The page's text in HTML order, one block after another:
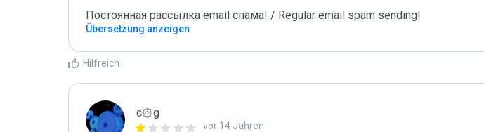
Постоянная рассылка email спама! / Regular email spam sending!
Übersetzung anzeigen
Hilfreich
c۞g
vor 14 Jahren